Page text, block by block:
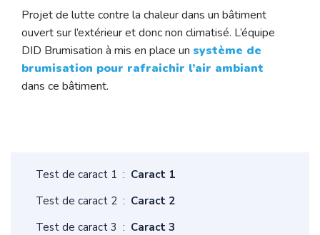
Projet de lutte contre la chaleur dans un bâtiment
ouvert sur l’extérieur et donc non climatisé. L’équipe
DID Brumisation à mis en place un système de
brumisation pour rafraichir l’air ambiant
dans ce bâtiment.
Test de caract 1 : Caract 1
Test de caract 2 : Caract 2
Test de caract 3 : Caract 3